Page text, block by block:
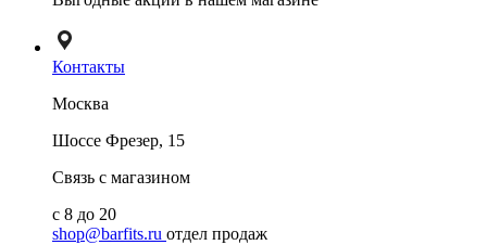
Контакты
Москва
Шоссе Фрезер, 15
Связь с магазином
с 8 до 20
shop@barfits.ru отдел продаж